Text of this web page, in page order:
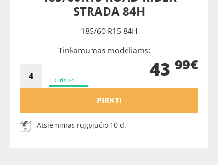
STRADA 84H
185/60 R15 84H
Tinkamumas modeliams:
Likutis >4 43 99€
PIRKTI
Atsiėmimas rugpjūčio 10 d.